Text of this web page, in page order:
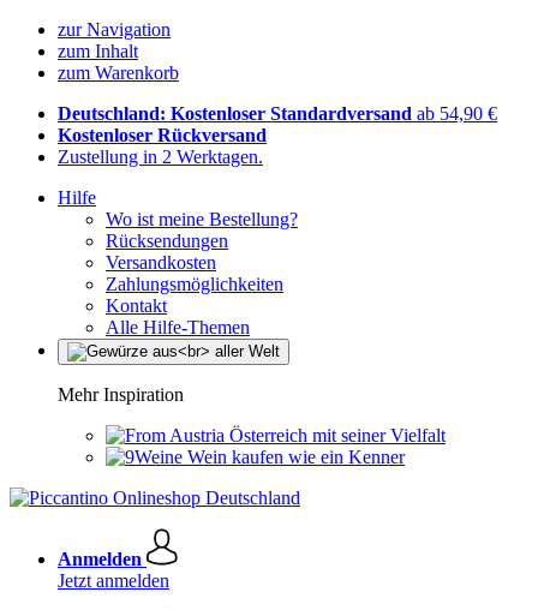
zur Navigation
zum Inhalt
zum Warenkorb
Deutschland: Kostenloser Standardversand ab 54,90 €
Kostenloser Rückversand
Zustellung in 2 Werktagen.
Hilfe
Wo ist meine Bestellung?
Rücksendungen
Versandkosten
Zahlungsmöglichkeiten
Kontakt
Alle Hilfe-Themen
Mehr Inspiration
Österreich mit seiner Vielfalt
Wein kaufen wie ein Kenner
Anmelden
Jetzt anmelden